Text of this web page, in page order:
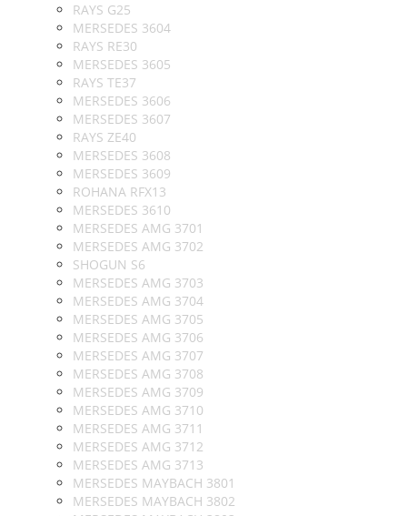
RAYS G25
MERSEDES 3604
RAYS RE30
MERSEDES 3605
RAYS TE37
MERSEDES 3606
MERSEDES 3607
RAYS ZE40
MERSEDES 3608
MERSEDES 3609
ROHANA RFX13
MERSEDES 3610
MERSEDES AMG 3701
MERSEDES AMG 3702
SHOGUN S6
MERSEDES AMG 3703
MERSEDES AMG 3704
MERSEDES AMG 3705
MERSEDES AMG 3706
MERSEDES AMG 3707
MERSEDES AMG 3708
MERSEDES AMG 3709
MERSEDES AMG 3710
MERSEDES AMG 3711
MERSEDES AMG 3712
MERSEDES AMG 3713
MERSEDES MAYBACH 3801
MERSEDES MAYBACH 3802